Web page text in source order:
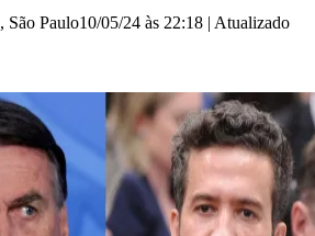
, São Paulo10/05/24 às 22:18 | Atualizado